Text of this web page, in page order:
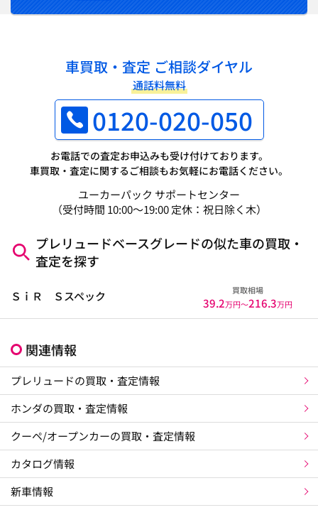
車買取・査定 ご相談ダイヤル
通話料無料
0120-020-050
お電話での査定お申込みも受け付けております。
車買取・査定に関するご相談もお気軽にお電話ください。
ユーカーパック サポートセンター
（受付時間 10:00～19:00 定休：祝日除く木）
プレリュードベースグレードの似た車の買取・
査定を探す
ＳｉＲ Ｓスペック 買取相場
39.2万円〜216.3万円
関連情報
プレリュードの買取・査定情報
ホンダの買取・査定情報
クーペ/オープンカーの買取・査定情報
カタログ情報
新車情報